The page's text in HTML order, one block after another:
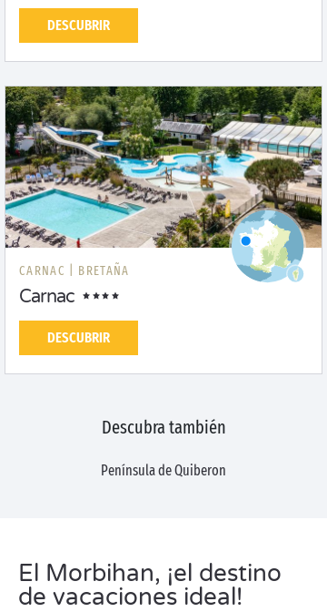
DESCUBRIR
CARNAC | BRETAÑA
Carnac
DESCUBRIR
Descubra también
Península de Quiberon
El Morbihan, ¡el destino
de vacaciones ideal!